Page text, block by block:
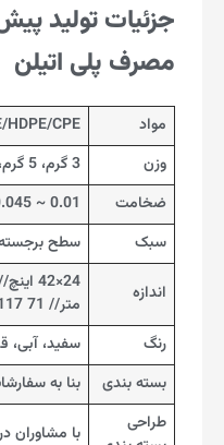
جزئیات تولید
مصرف پلی اتیلن
مواد
HDPE/CPE
وزن
3 گرم، 5 گرم، 7 گرم، 9 گرم.
ضخامت
0.01 ~ 0.045 میلی متر
سبک
سطح
اندازه
متر// 71 x 117 سانتی متر و سفارشی
رنگ
سفید، آبی،
بسته بندی
بنا به
طراحی
با مشاوران